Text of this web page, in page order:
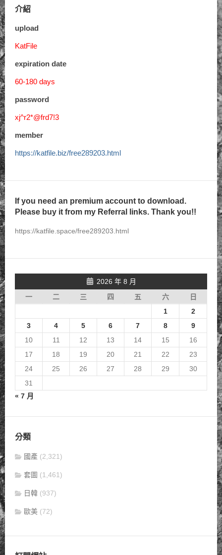
介紹
upload
KatFile
expiration date
60-180 days
password
xj^r2*@frd7!3
member
https://katfile.biz/free289203.html
If you need an premium account to download.
Please buy it from my Referral links. Thank you!!
https://katfile.space/free289203.html
2026 年 8 月
一
二 三 四 五 六
日
1
2
3
4 5 6 7 8
9
10
11 12 13 14 15
16
17
18 19 20 21 22
23
24
25 26 27 28 29
30
31
« 7 月
分類
國產 (2,321)
套圖 (1,461)
日韓 (937)
歐美 (72)